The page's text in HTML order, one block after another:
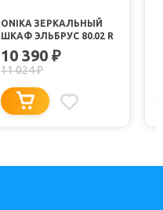
ONIKA ЗЕРКАЛЬНЫЙ
ШКАФ ЭЛЬБРУС 80.02 R
10 390 ₽
11 024₽